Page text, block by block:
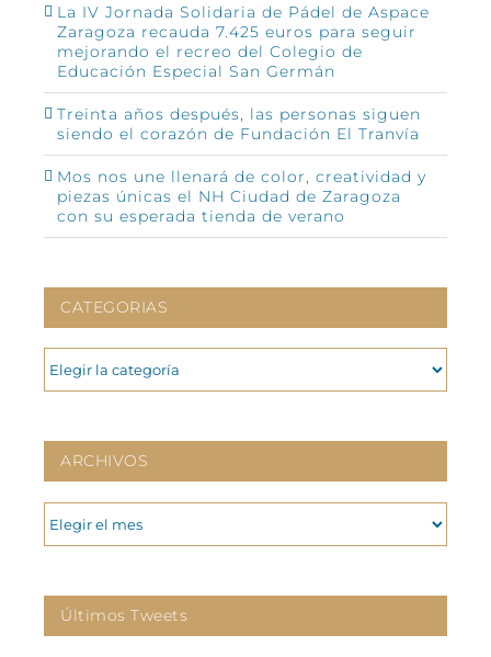
La IV Jornada Solidaria de Pádel de Aspace
Zaragoza recauda 7.425 euros para seguir
mejorando el recreo del Colegio de
Educación Especial San Germán
Treinta años después, las personas siguen
siendo el corazón de Fundación El Tranvía
Mos nos une llenará de color, creatividad y
piezas únicas el NH Ciudad de Zaragoza
con su esperada tienda de verano
CATEGORIAS
CATEGORIAS
ARCHIVOS
ARCHIVOS
Últimos Tweets